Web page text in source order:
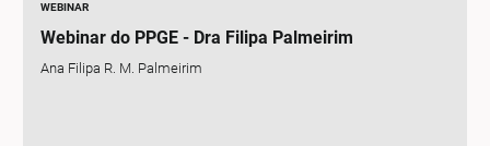
WEBINAR
Webinar do PPGE - Dra Filipa Palmeirim
Ana Filipa R. M. Palmeirim